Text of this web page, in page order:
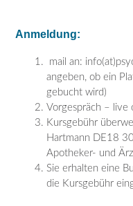
Anmeldung:
mail an:
angeben, ob ein
gebucht wird)
Vorgespräch – live
Kursgebühr
Hartmann DE18
Apotheker- und
Sie erhalten eine
die Kursgebühr